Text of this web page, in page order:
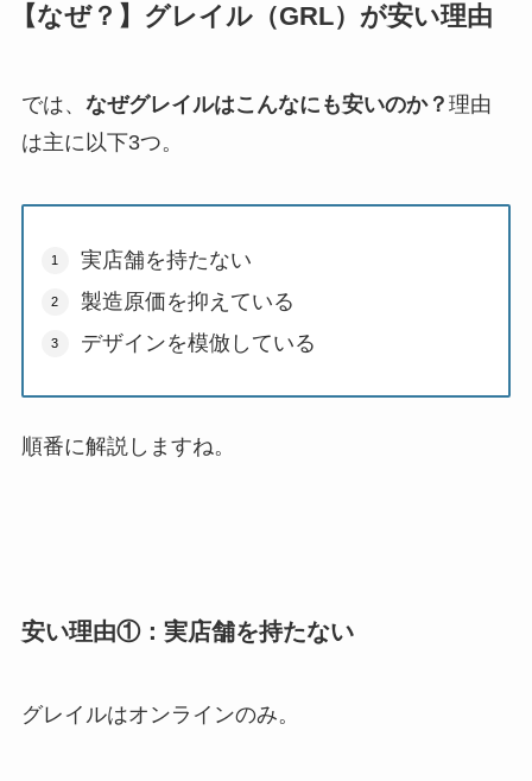
【なぜ？】グレイル（GRL）が安い理由
では、 なぜグレイルはこんなにも安いのか？ 理由
は主に以下3つ。
実店舗を持たない
製造原価を抑えている
デザインを模倣している
順番に解説しますね。
安い理由①：実店舗を持たない
グレイルはオンラインのみ。